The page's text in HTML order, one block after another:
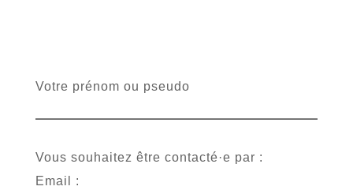
Votre prénom ou pseudo
Vous souhaitez être contacté·e par :
Email :